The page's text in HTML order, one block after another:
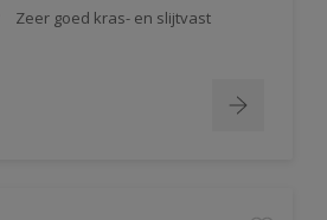
Zeer goed kras- en slijtvast